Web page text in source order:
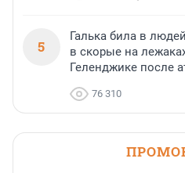
5
Галька била в
в скорые на
Геленджике после
76 310